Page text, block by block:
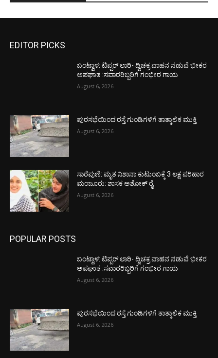
EDITOR PICKS
ಬಂಟ್ವಾಳ: ಟಿಪ್ಪರ್ ಲಾರಿ- ದ್ವಿಚಕ್ರ ವಾಹನ ನಡುವೆ ಭೀಕರ
ಅಪಘಾತ :ಸವಾರರಿಬ್ಬರಿಗೆ ಗಂಭೀರ ಗಾಯ
August 6, 2026
ಪುರಸಭೆಯಿಂದ ರಸ್ತೆ ಗುಂಡಿಗಳಿಗೆ ತಾತ್ಕಾಲಿಕ ಮುಕ್ತಿ
August 6, 2026
ಸಾರೆಪುಣಿ: ಮೃತ ನಿಶಾನಾ ಕುಟುಂಬಕ್ಕೆ 3 ಲಕ್ಷ ಪರಿಹಾರ
ಮಂಜೂರು: ಶಾಸಕ ಅಶೋಕ್ ರೈ
August 6, 2026
POPULAR POSTS
ಬಂಟ್ವಾಳ: ಟಿಪ್ಪರ್ ಲಾರಿ- ದ್ವಿಚಕ್ರ ವಾಹನ ನಡುವೆ ಭೀಕರ
ಅಪಘಾತ :ಸವಾರರಿಬ್ಬರಿಗೆ ಗಂಭೀರ ಗಾಯ
August 6, 2026
ಪುರಸಭೆಯಿಂದ ರಸ್ತೆ ಗುಂಡಿಗಳಿಗೆ ತಾತ್ಕಾಲಿಕ ಮುಕ್ತಿ
August 6, 2026